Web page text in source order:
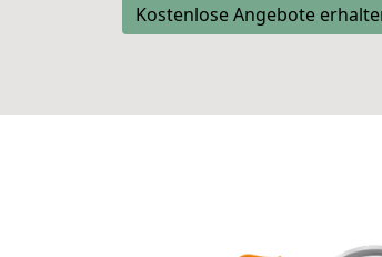
Kostenlose Angebote